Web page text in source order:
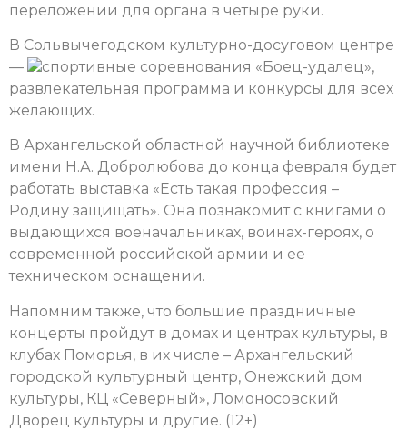
переложении для органа в четыре руки.
В Сольвычегодском культурно-досуговом центре
—
спортивные соревнования «Боец-удалец»,
развлекательная программа и конкурсы для всех
желающих.
В Архангельской областной научной библиотеке
имени Н.А. Добролюбова до конца февраля будет
работать выставка «Есть такая профессия –
Родину защищать». Она познакомит с книгами о
выдающихся военачальниках, воинах-героях, о
современной российской армии и ее
техническом оснащении.
Напомним также, что большие праздничные
концерты пройдут в домах и центрах культуры, в
клубах Поморья, в их числе – Архангельский
городской культурный центр, Онежский дом
культуры, КЦ «Северный», Ломоносовский
Дворец культуры и другие. (12+)